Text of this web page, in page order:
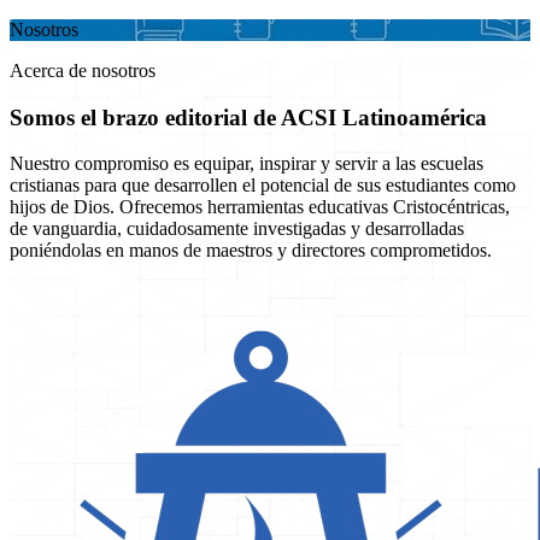
Nosotros
Acerca de nosotros
Somos el brazo editorial de ACSI Latinoamérica
Nuestro compromiso es equipar, inspirar y servir a las escuelas
cristianas para que desarrollen el potencial de sus estudiantes como
hijos de Dios. Ofrecemos herramientas educativas Cristocéntricas,
de vanguardia, cuidadosamente investigadas y desarrolladas
poniéndolas en manos de maestros y directores comprometidos.